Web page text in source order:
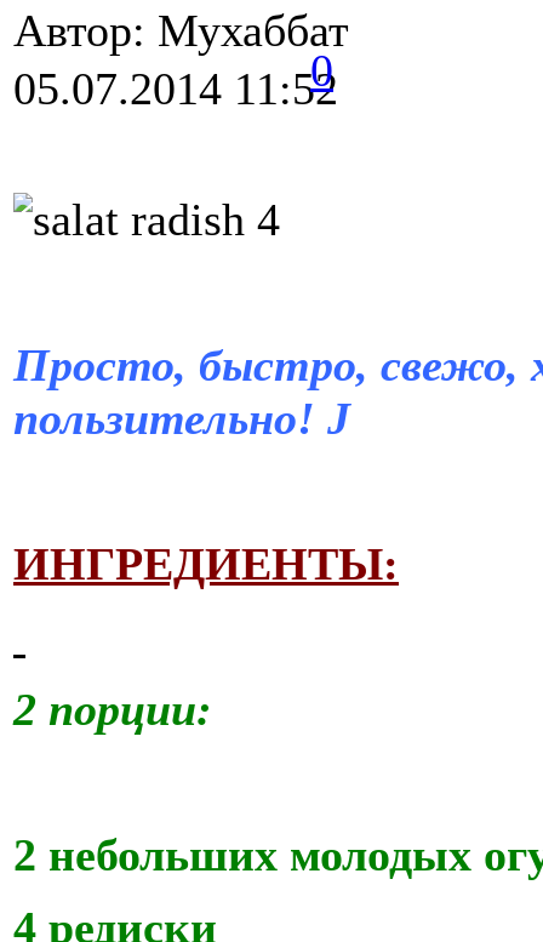
Автор: Мухаббат
05.07.2014 11:52
0
Просто, быстро, свежо,
пользительно! J
ИНГРЕДИЕНТЫ:
2 порции:
2 небольших молодых
4 редиски